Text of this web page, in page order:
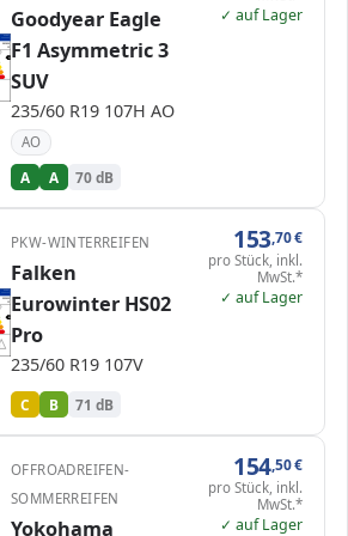
1034532
582856
C1
A
Goodyear Eagle
F1 Asymmetric 3
SUV
235/60 R19 107H AO
AO
A A 70 dB
✓ auf Lager
1202101
353900
C1
B
PKW-WINTERREIFEN
Falken
Eurowinter HS02
Pro
235/60 R19 107V
C B 71 dB
153,70€
pro Stück, inkl.
MwSt.*
✓ auf Lager
OFFROADREIFEN-
SOMMERREIFEN
Yokohama
154,50€
pro Stück, inkl.
MwSt.*
✓ auf Lager